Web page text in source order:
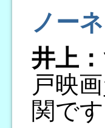
ノー
井上：
戸映
関です